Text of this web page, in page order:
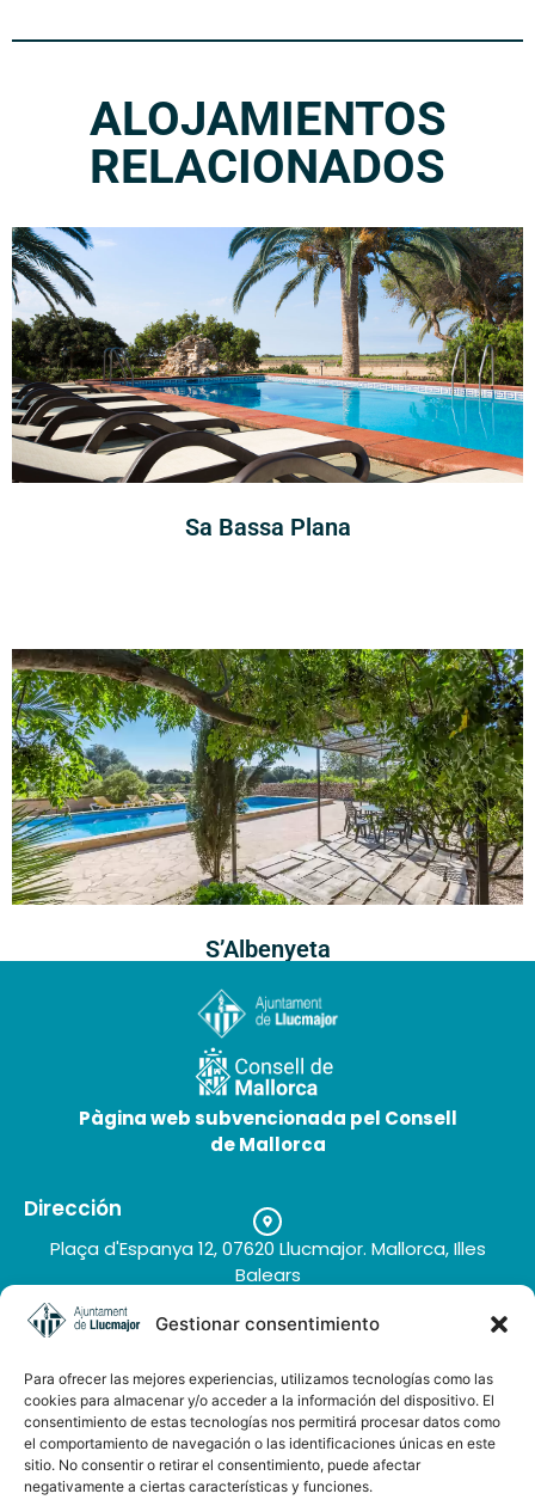
Gestionar consentimiento
Para ofrecer las mejores experiencias, utilizamos tecnologías como las
cookies para almacenar y/o acceder a la información del dispositivo. El
consentimiento de estas tecnologías nos permitirá procesar datos como
el comportamiento de navegación o las identificaciones únicas en este
sitio. No consentir o retirar el consentimiento, puede afectar
negativamente a ciertas características y funciones.
ALOJAMIENTOS
RELACIONADOS
Sa Bassa Plana
S’Albenyeta
Finca es Llobets
Pàgina web subvencionada pel Consell
de Mallorca
Dirección
Plaça d'Espanya 12, 07620 Llucmajor. Mallorca, Illes
Balears
Teléfono
+34 971 66 91 62
turisme@llucmajor.org
Galería de imágenes
Buzón de sugerencias